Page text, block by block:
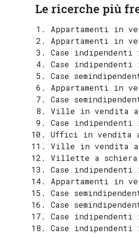
Le ricerche più
Appartamenti in
Appartamenti in
Case
Case indipendenti
Case
Appartamenti in
Case
Ville in vendita a
Case
Uffici in vendita
Ville in vendita a
Villette a schiera
Case
Appartamenti in
Case
Case
Case
Case indipendenti